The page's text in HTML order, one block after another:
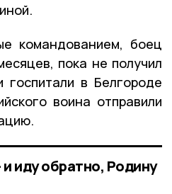
командованием, боец
пока не получил
в Белгороде
воина отправили
иду обратно, Родину